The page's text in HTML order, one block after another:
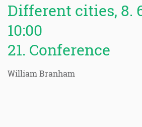
Different cities, 8.
10:00
21. Conference
William Branham